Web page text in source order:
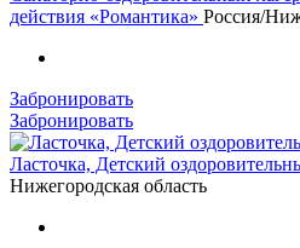
действия «Романтика» Россия/
Забронировать
Забронировать
Ласточка, Детский
Нижегородская область